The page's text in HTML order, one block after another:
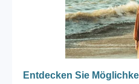
Entdecken Sie